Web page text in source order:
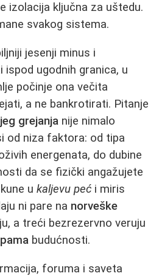
izolacija ključna za uštedu.
svakog sistema.
jesenji minus i
ugodnih granica, u
počinje ona večita
a ne bankrotirati. Pitanje
grejanja nije nimalo
od niza faktora: od tipa
energenata, do dubine
da se fizički angažujete
u kaljevu peć i miris
ni pare na norveške
a treći bezrezervno veruju
budućnosti.
foruma i saveta